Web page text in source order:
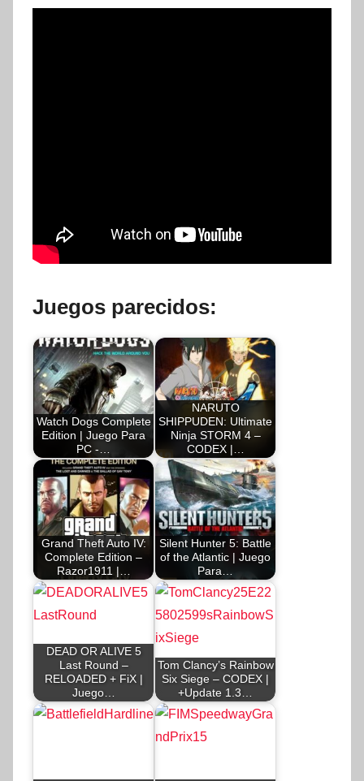
Juegos parecidos:
Watch Dogs Complete
Edition | Juego Para
PC -…
NARUTO
SHIPPUDEN: Ultimate
Ninja STORM 4 –
CODEX |…
Grand Theft Auto IV:
Complete Edition –
Razor1911 |…
Silent Hunter 5: Battle
of the Atlantic | Juego
Para…
DEAD OR ALIVE 5
Last Round –
RELOADED + FiX |
Juego…
Tom Clancy’s Rainbow
Six Siege – CODEX |
+Update 1.3…